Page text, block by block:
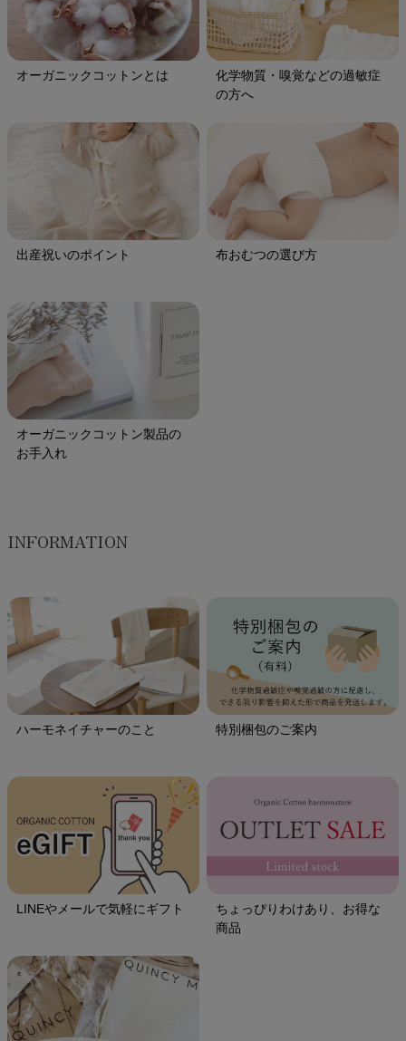
オーガニックコットンとは
化学物質・嗅覚などの過敏症
の方へ
出産祝いのポイント 布おむつの選び方
オーガニックコットン製品の
お手入れ
INFORMATION
ハーモネイチャーのこと 特別梱包のご案内
LINEやメールで気軽にギフト
ちょっぴりわけあり、お得な
商品